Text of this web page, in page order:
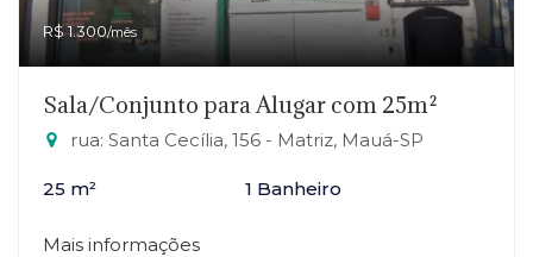
R$ 1.300/mês
Sala/Conjunto para Alugar com 25m²
rua: Santa Cecília, 156 - Matriz, Mauá-SP
25 m² 1 Banheiro
Mais informações